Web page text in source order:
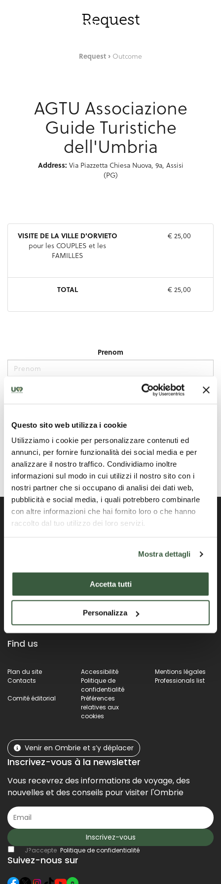
Questo sito web utilizza i cookie
Utilizziamo i cookie per personalizzare contenuti ed
annunci, per fornire funzionalità dei social media e per
analizzare il nostro traffico. Condividiamo inoltre
informazioni sul modo in cui utilizzi il nostro sito con i
nostri partner che si occupano di analisi dei dati web,
pubblicità e social media, i quali potrebbero combinarle
con altre informazioni che hai fornito loro o che hanno
raccolto dal tuo utilizzo dei loro servizi.
Mostra dettagli
Accetta tutti
Personalizza
Portail officiel de la Région Ombrie
Find us
Plan du site Accessibilité
Mentions légales
Contacts
Politique de
confidentialité
Professionals list
Comité éditorial
Préférences
relatives aux
cookies
Venir en Ombrie et s’y déplacer
Inscrivez-vous à la newsletter
Vous recevrez des informations de voyage, des
nouvelles et des conseils pour visiter l'Ombrie
Inscrivez-vous
J?accepte Politique de confidentialité
Suivez-nous sur